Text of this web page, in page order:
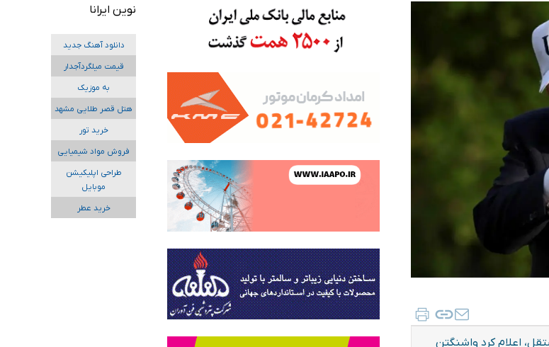
اعلام کرد واشنگتن
نوین ایرانا
دانلود آهنگ جدید
قیمت میلگردآجدار
به موزیک
هتل قصر طلایی مشهد
خرید تور
فروش مواد شیمیایی
طراحی اپلیکیشن
موبایل
خرید عطر